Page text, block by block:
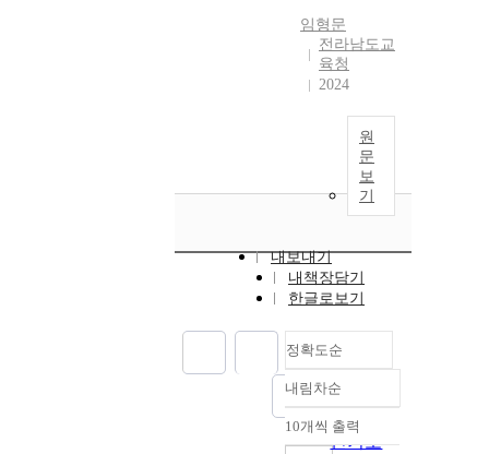
임형문
전라남도교
육청
2024
원
문
보
기
내보내기
내책장담기
한글로보기
정확도순
정확도
순
인기도
내림차순
내림차순
10개씩 출력